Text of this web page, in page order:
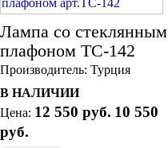
Лампа со стеклянным
плафоном ТС-142
Производитель: Турция
В НАЛИЧИИ
Цена: 12 550 руб. 10 550
руб.